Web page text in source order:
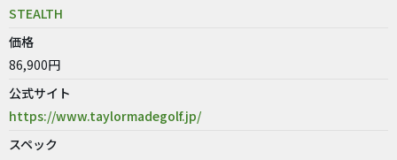
STEALTH
価格
86,900円
公式サイト
https://www.taylormadegolf.jp/
スペック